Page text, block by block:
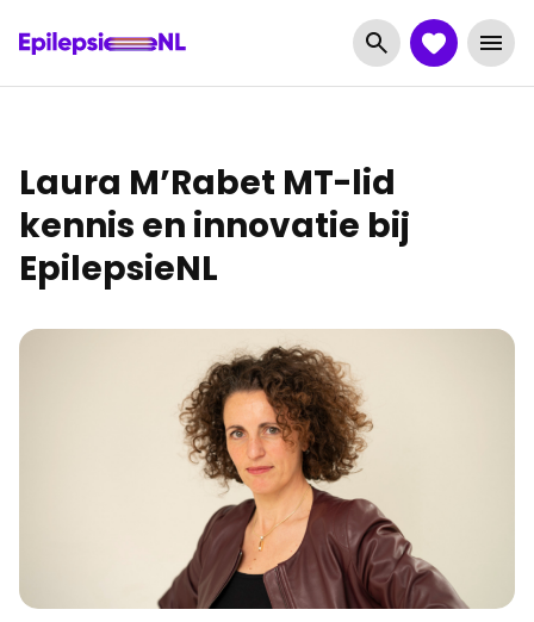
Laura M’Rabet MT-lid
kennis en innovatie bij
EpilepsieNL